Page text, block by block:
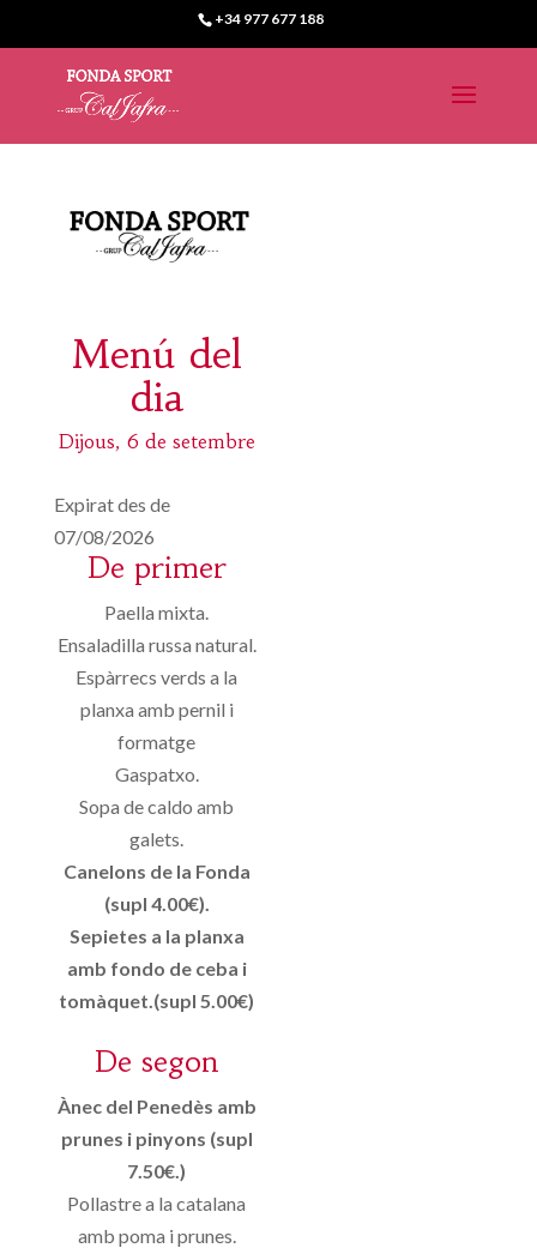
+34 977 677 188
Menú del
dia
Dijous, 6 de setembre
Expirat des de
07/08/2026
De primer
Paella mixta.
Ensaladilla russa natural.
Espàrrecs verds a la
planxa amb pernil i
formatge
Gaspatxo.
Sopa de caldo amb
galets.
Canelons de la Fonda
(supl 4.00€).
Sepietes a la planxa
amb fondo de ceba i
tomàquet.(supl 5.00€)
De segon
Ànec del Penedès amb
prunes i pinyons (supl
7.50€.)
Pollastre a la catalana
amb poma i prunes.